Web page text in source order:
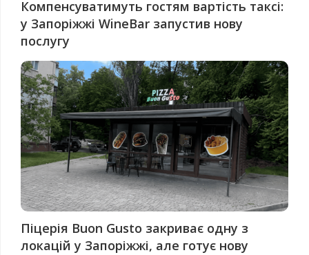
Компенсуватимуть гостям вартість таксі:
у Запоріжжі WineBar запустив нову
послугу
Піцерія Buon Gusto закриває одну з
локацій у Запоріжжі, але готує нову